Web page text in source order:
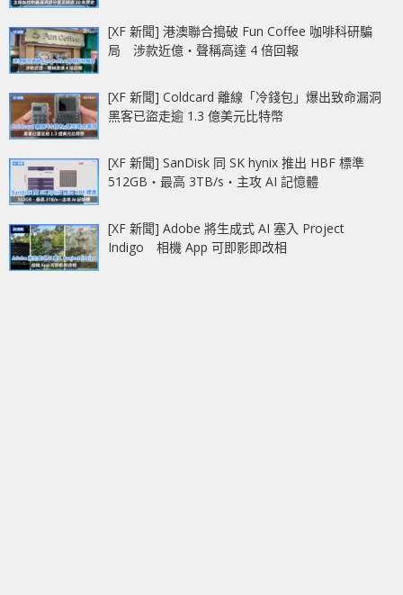
[XF 新聞] 港澳聯合搗破 Fun Coffee 咖啡科研騙
局 涉款近億‧聲稱高達 4 倍回報
[XF 新聞] Coldcard 離線「冷錢包」爆出致命漏洞
黑客已盜走逾 1.3 億美元比特幣
[XF 新聞] SanDisk 同 SK hynix 推出 HBF 標準
512GB‧最高 3TB/s‧主攻 AI 記憶體
[XF 新聞] Adobe 將生成式 AI 塞入 Project
Indigo 相機 App 可即影即改相